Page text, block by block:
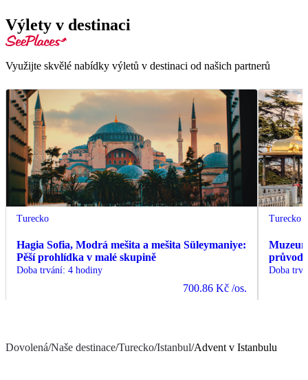
Výlety v destinaci
Využijte skvělé nabídky výletů v destinaci od našich partnerů
Turecko
Hagia Sofia, Modrá mešita a mešita Süleymaniye:
Pěší prohlídka v malé skupině
Doba trvání: 4 hodiny
700.86 Kč /os.
Turecko
Doba
Dovolená/Naše destinace/Turecko/Istanbul/Advent v Istanbulu